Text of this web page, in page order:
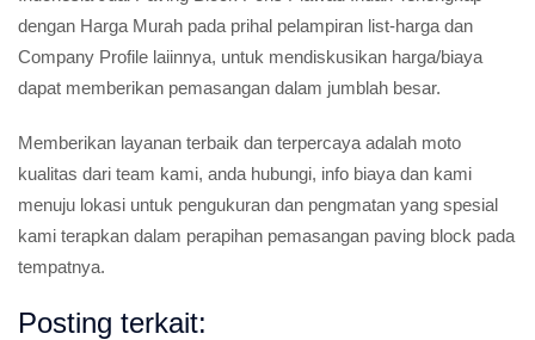
dengan Harga Murah pada prihal pelampiran list-harga dan
Company Profile laiinnya, untuk mendiskusikan harga/biaya
dapat memberikan pemasangan dalam jumblah besar.
Memberikan layanan terbaik dan terpercaya adalah moto
kualitas dari team kami, anda hubungi, info biaya dan kami
menuju lokasi untuk pengukuran dan pengmatan yang spesial
kami terapkan dalam perapihan pemasangan paving block pada
tempatnya.
Posting terkait: